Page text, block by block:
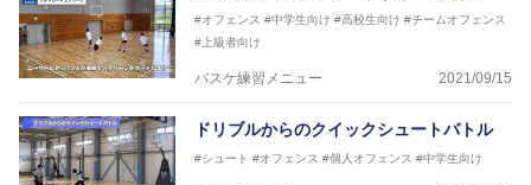
#オフェンス #中学生向け #高校生向け #チームオフェンス
#上級者向け
バスケ練習メニュー 2021/09/15
ドリブルからのクイックシュートバトル
#シュート #オフェンス #個人オフェンス #中学生向け